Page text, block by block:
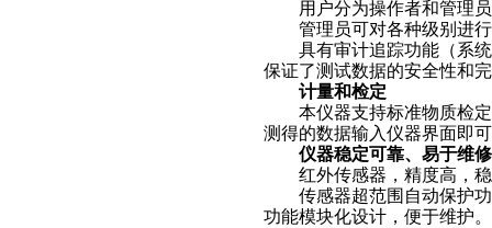
用户分为操作者和管理员
管理员可对各种级别进行
具有审计追踪功能（系统
保证了测试数据的安全性和
计量和检定
本仪器支持标准物质检定
测得的数据输入仪器界面即
仪器稳定可靠、易于维修
红外传感器，精度高，稳
传感器超范围自动保护功
功能模块化设计，便于维护。